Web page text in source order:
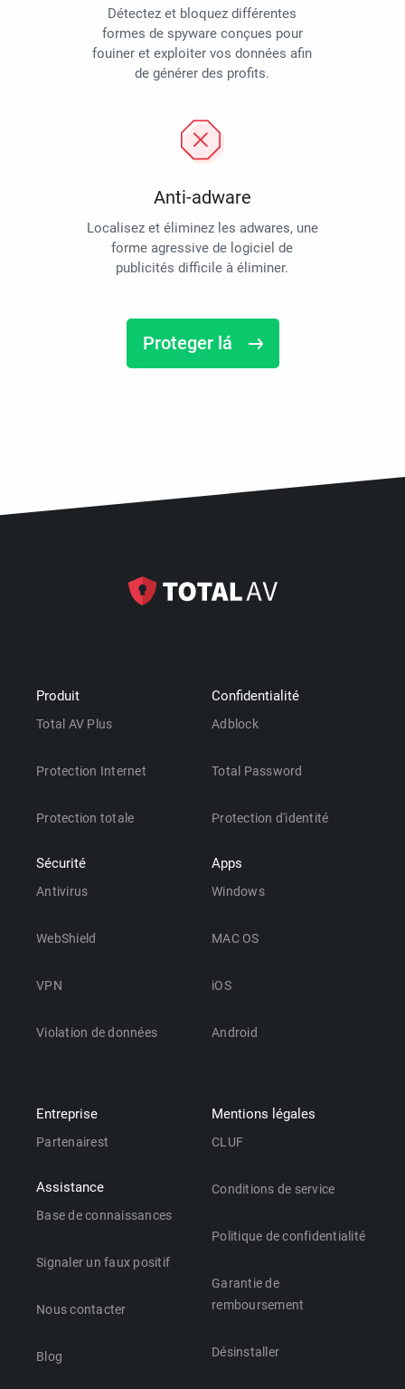
Détectez et bloquez différentes
formes de spyware conçues pour
fouiner et exploiter vos données afin
de générer des profits.
Anti-adware
Localisez et éliminez les adwares, une
forme agressive de logiciel de
publicités difficile à éliminer.
Proteger lá
Produit
Total AV Plus
Protection Internet
Protection totale
Sécurité
Antivirus
WebShield
VPN
Violation de données
Confidentialité
Adblock
Total Password
Protection d'identité
Apps
Windows
MAC OS
iOS
Android
Entreprise
Partenairest
Assistance
Base de connaissances
Signaler un faux positif
Nous contacter
Blog
Mentions légales
CLUF
Conditions de service
Politique de confidentialité
Garantie de
remboursement
Désinstaller